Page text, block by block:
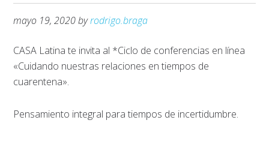
mayo 19, 2020byrodrigo.braga
CASA Latina te invita al *Ciclo de conferencias en línea
«Cuidando nuestras relaciones en tiempos de
cuarentena».
Pensamiento integral para tiempos de incertidumbre.